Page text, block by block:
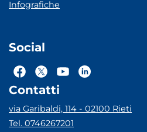
Infografiche
Social
Contatti
via Garibaldi, 114 - 02100 Rieti
Tel. 0746267201